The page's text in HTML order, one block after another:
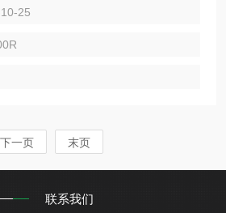
25
下一页 末页
联系我们